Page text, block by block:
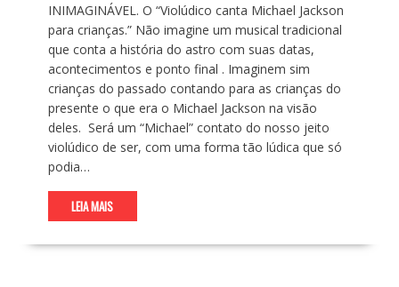
INIMAGINÁVEL. O “Violúdico canta Michael Jackson
para crianças.” Não imagine um musical tradicional
que conta a história do astro com suas datas,
acontecimentos e ponto final . Imaginem sim
crianças do passado contando para as crianças do
presente o que era o Michael Jackson na visão
deles. Será um “Michael” contato do nosso jeito
violúdico de ser, com uma forma tão lúdica que só
podia…
LEIA MAIS